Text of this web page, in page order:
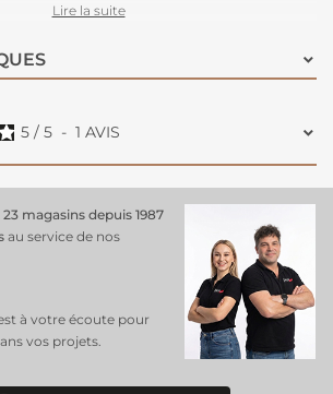
de rideaux, tout en garantissant un
ou industriels, ajoutant une touche
Grâce à son ajustabilité, il peut être
une solution simple pour
Lire la suite
5 / 5 - 1 AVIS
23 magasins depuis 1987
au service de nos
à votre écoute pour
vos projets.